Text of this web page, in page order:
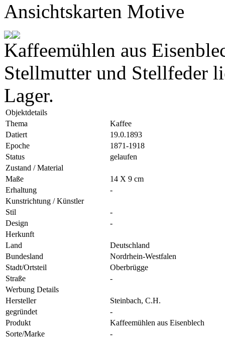
Ansichtskarten Motive
Kaffeemühlen aus
Stellmutter und Stellfeder
Lager.
Objektdetails
Thema
Kaffee
Datiert
19.0.1893
Epoche
1871-1918
Status
gelaufen
Zustand / Material
Maße
14 X 9 cm
Erhaltung
-
Kunstrichtung / Künstler
Stil
-
Design
-
Herkunft
Land
Deutschland
Bundesland
Nordrhein-Westfalen
Stadt/Ortsteil
Oberbrügge
Straße
-
Werbung Details
Hersteller
Steinbach, C.H.
gegründet
-
Produkt
Kaffeemühlen aus Eisenblech
Sorte/Marke
-